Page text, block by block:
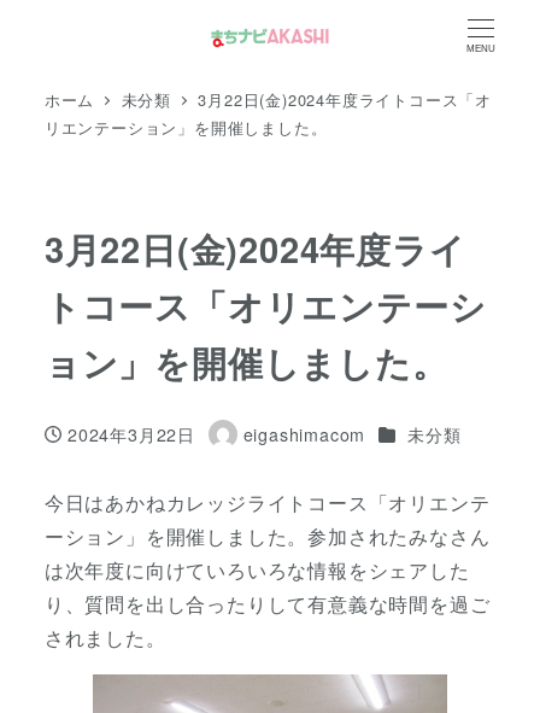
MENU
ホーム 未分類
3月22日(金)2024年度ライトコース「オ
リエンテーション」を開催しました。
3月22日(金)2024年度ライ
トコース「オリエンテーシ
ョン」を開催しました。
投稿日
2024年3月22日
著
eigashimacom カテゴリー
未分類
今日はあかねカレッジライトコース「オリエンテ
ーション」を開催しました。参加されたみなさん
は次年度に向けていろいろな情報をシェアした
り、質問を出し合ったりして有意義な時間を過ご
されました。